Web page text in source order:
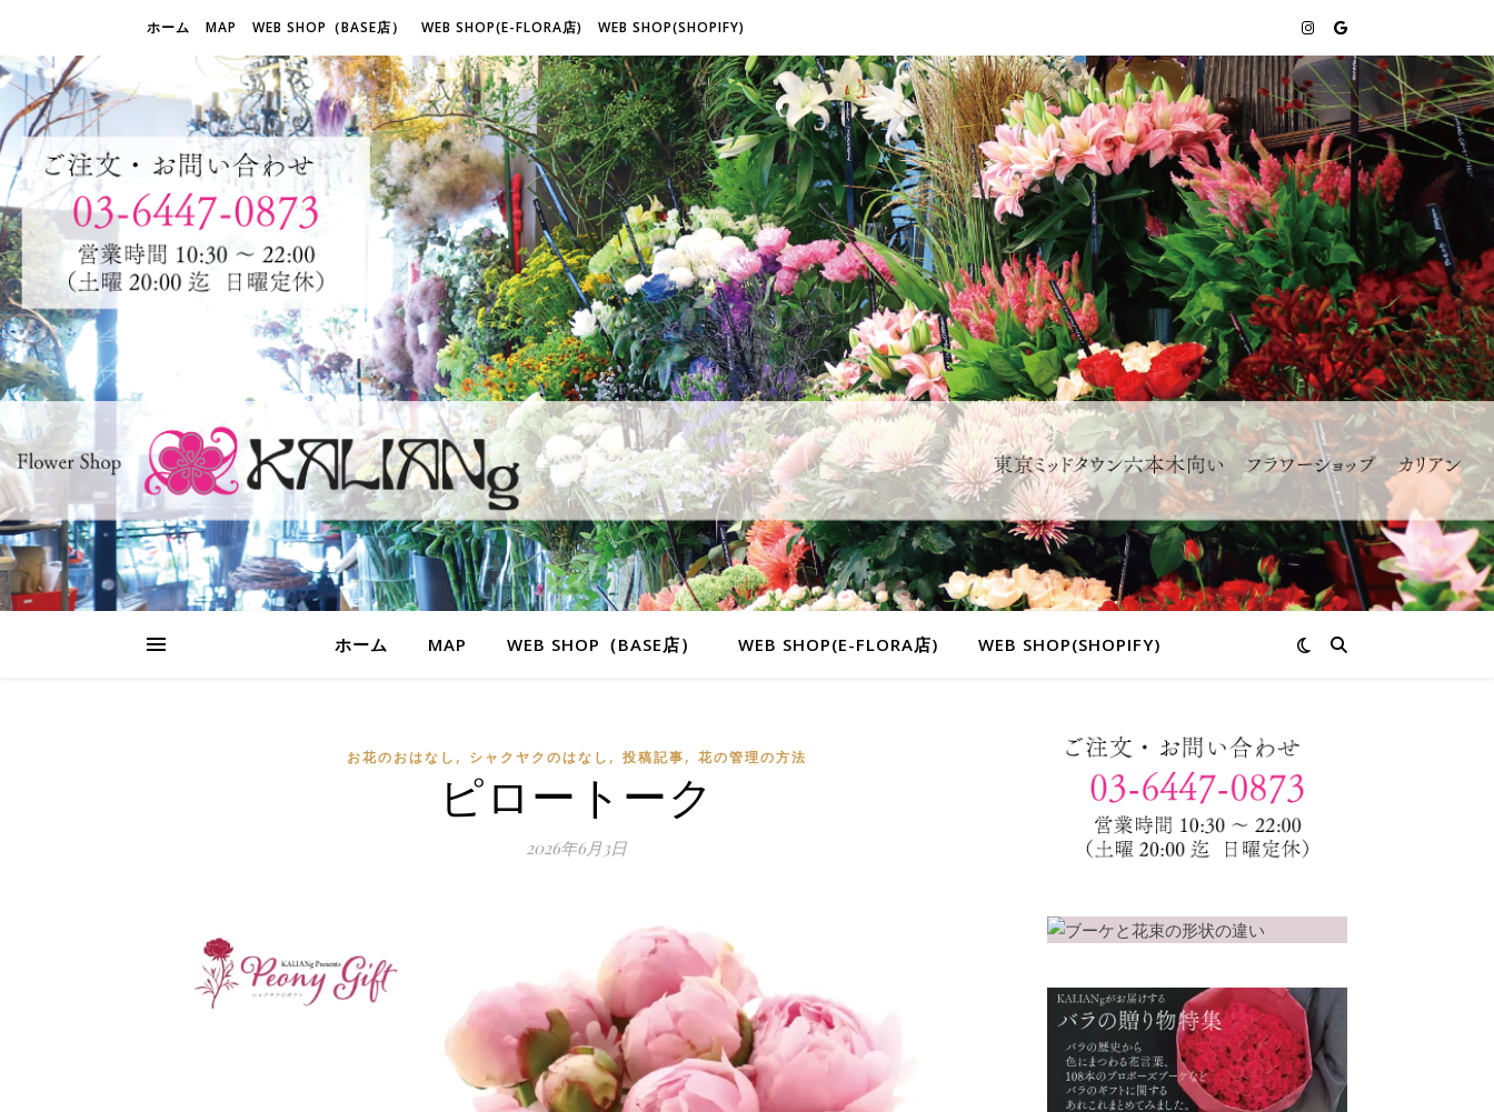
ホーム MAP WEB SHOP（BASE店） WEB SHOP(E-FLORA店) WEB SHOP(SHOPIFY)
ホーム MAP WEB SHOP（BASE店） WEB SHOP(E-FLORA店) WEB SHOP(SHOPIFY)
お花のおはなし , シャクヤクのはなし , 投稿記事, 花の管理の方法
ピロートーク
2026年6月3日